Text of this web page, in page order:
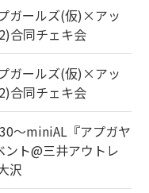
ガールズ(仮)×アッ
合同チェキ会
ガールズ(仮)×アッ
合同チェキ会
～miniAL『アプガヤ
ト@三井アウトレ
沢